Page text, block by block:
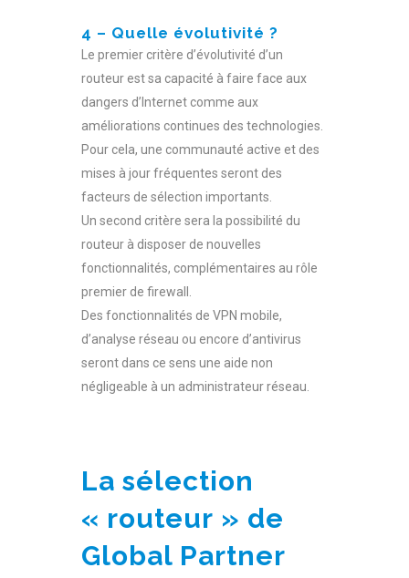
4 – Quelle évolutivité ?
Le premier critère d’évolutivité d’un
routeur est sa capacité à faire face aux
dangers d’Internet comme aux
améliorations continues des technologies.
Pour cela, une communauté active et des
mises à jour fréquentes seront des
facteurs de sélection importants.
Un second critère sera la possibilité du
routeur à disposer de nouvelles
fonctionnalités, complémentaires au rôle
premier de firewall.
Des fonctionnalités de VPN mobile,
d’analyse réseau ou encore d’antivirus
seront dans ce sens une aide non
négligeable à un administrateur réseau.
La sélection
« routeur » de
Global Partner